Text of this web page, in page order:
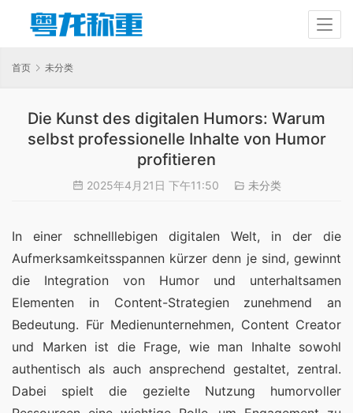
首页 未分类
Die Kunst des digitalen Humors: Warum
selbst professionelle Inhalte von Humor
profitieren
2025年4月21日 下午11:50 未分类
In einer schnelllebigen digitalen Welt, in der die
Aufmerksamkeitsspannen kürzer denn je sind, gewinnt
die Integration von Humor und unterhaltsamen
Elementen in Content-Strategien zunehmend an
Bedeutung. Für Medienunternehmen, Content Creator
und Marken ist die Frage, wie man Inhalte sowohl
authentisch als auch ansprechend gestaltet, zentral.
Dabei spielt die gezielte Nutzung humorvoller